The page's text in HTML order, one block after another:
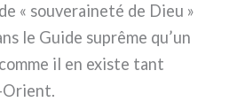
« sou­ve­rai­ne­té de Dieu »
le Guide suprê­me qu’un
il en exi­ste tant
Orient.